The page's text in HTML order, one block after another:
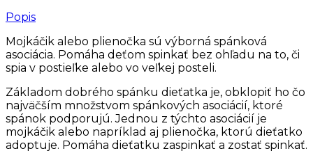
Popis
Mojkáčik alebo plienočka sú výborná spánková
asociácia. Pomáha deťom spinkať bez ohľadu na to, či
spia v postieľke alebo vo veľkej posteli.
Základom dobrého spánku dieťatka je, obklopiť ho čo
najväčším množstvom spánkových asociácií, ktoré
spánok podporujú. Jednou z týchto asociácií je
mojkáčik alebo napríklad aj plienočka, ktorú dieťatko
adoptuje. Pomáha dieťatku zaspinkať a zostať spinkať.